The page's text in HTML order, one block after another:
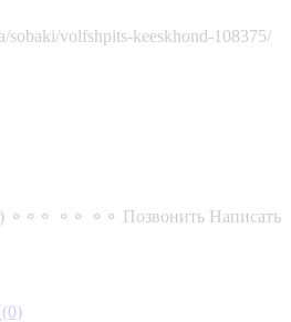
sobaki/volfshpits-keeskhond-108375/
⚬⚬⚬ ⚬⚬ ⚬⚬ Позвонить Написать
(0)